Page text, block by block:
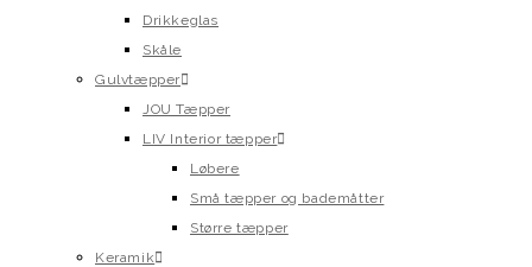
Drikkeglas
Skåle
Gulvtæpper
JOU Tæpper
LIV Interior tæpper
Løbere
Små tæpper og bademåtter
Større tæpper
Keramik